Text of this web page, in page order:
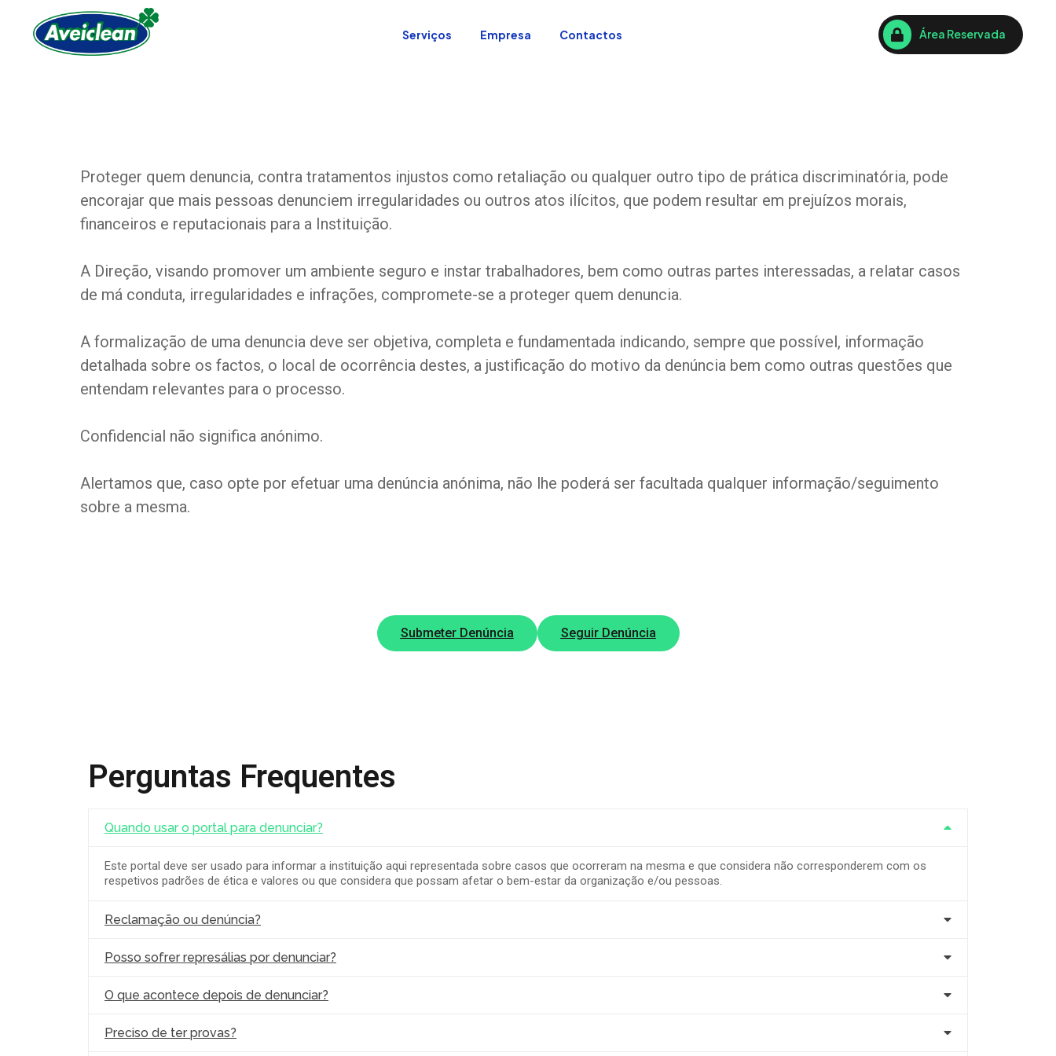
Serviços Empresa Contactos Área Reservada
Canal de Denúncia
Proteger quem denuncia, contra tratamentos injustos como retaliação ou qualquer outro tipo de prática discriminatória, pode
encorajar que mais pessoas denunciem irregularidades ou outros atos ilícitos, que podem resultar em prejuízos morais,
financeiros e reputacionais para a Instituição.
A Direção, visando promover um ambiente seguro e instar trabalhadores, bem como outras partes interessadas, a relatar casos
de má conduta, irregularidades e infrações, compromete-se a proteger quem denuncia.
A formalização de uma denuncia deve ser objetiva, completa e fundamentada indicando, sempre que possível, informação
detalhada sobre os factos, o local de ocorrência destes, a justificação do motivo da denúncia bem como outras questões que
entendam relevantes para o processo.
Confidencial não significa anónimo.
Alertamos que, caso opte por efetuar uma denúncia anónima, não lhe poderá ser facultada qualquer informação/seguimento
sobre a mesma.
Submeter Denúncia Seguir Denúncia
Perguntas Frequentes
Quando usar o portal para denunciar?
Este portal deve ser usado para informar a instituição aqui representada sobre casos que ocorreram na mesma e que considera não corresponderem com os
respetivos padrões de ética e valores ou que considera que possam afetar o bem-estar da organização e/ou pessoas.
Reclamação ou denúncia?
Posso sofrer represálias por denunciar?
O que acontece depois de denunciar?
Preciso de ter provas?